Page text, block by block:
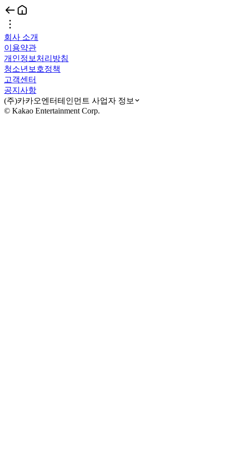
회사 소개
이용약관
개인정보처리방침
청소년보호정책
고객센터
공지사항
(주)카카오엔터테인먼트 사업자 정보
© Kakao Entertainment Corp.